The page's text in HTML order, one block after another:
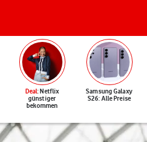
Deal: Netflix
günstiger
bekommen
Samsung Galaxy
S26: Alle Preise